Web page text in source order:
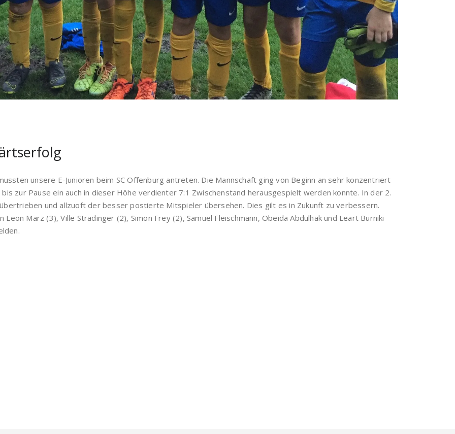
unsere E-Junioren beim SC Offenburg antreten. Die Mannschaft ging von Beginn an sehr konzentriert
zur Pause ein auch in dieser Höhe verdienter 7:1 Zwischenstand herausgespielt werden konnte. In der 2.
und allzuoft der besser postierte Mitspieler übersehen. Dies gilt es in Zukunft zu verbessern.
Leon März (3), Ville Stradinger (2), Simon Frey (2), Samuel Fleischmann, Obeida Abdulhak und Leart Burniki